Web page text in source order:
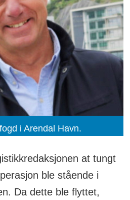
i Arendal Havn.
at tungt
ble stående i
Da dette ble flyttet,